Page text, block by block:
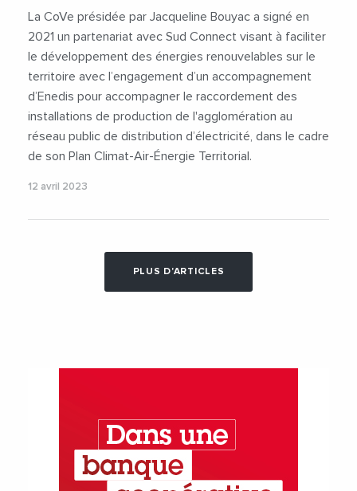
La CoVe présidée par Jacqueline Bouyac a signé en
2021 un partenariat avec Sud Connect visant à faciliter
le développement des énergies renouvelables sur le
territoire avec l’engagement d’un accompagnement
d’Enedis pour accompagner le raccordement des
installations de production de l'agglomération au
réseau public de distribution d’électricité, dans le cadre
de son Plan Climat-Air-Énergie Territorial.
12 avril 2023
PLUS D'ARTICLES